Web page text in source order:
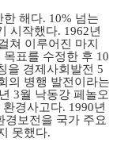
해다. 10% 넘는
시작했다. 1962년
쳐 이루어진 마지
목표를 수정한 후 10
을 경제사회발전 5
의 병행 발전이라는
3월 낙동강 페놀오
경사고다. 1990년
경보전을 국가 주요
못했다.